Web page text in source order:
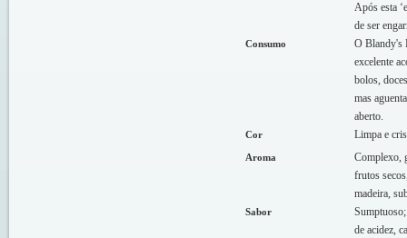
Após esta
de ser
Consumo
O Blandy's
excelente
bolos,
mas
aberto.
Cor Limpa e
Aroma
Complexo,
frutos
madeira,
Sabor
de acidez,